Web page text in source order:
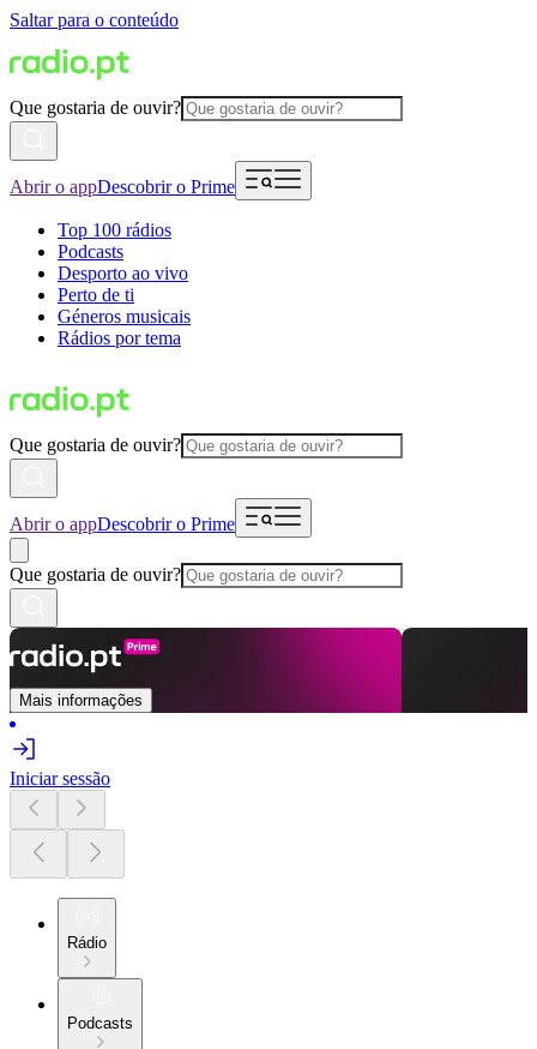
Saltar para o conteúdo
Que gostaria de ouvir?
Abrir o appDescobrir o Prime
Top 100 rádios
Podcasts
Desporto ao vivo
Perto de ti
Géneros musicais
Rádios por tema
Que gostaria de ouvir?
Abrir o appDescobrir o Prime
Que gostaria de ouvir?
Mais informações
Iniciar sessão
Rádio
Podcasts